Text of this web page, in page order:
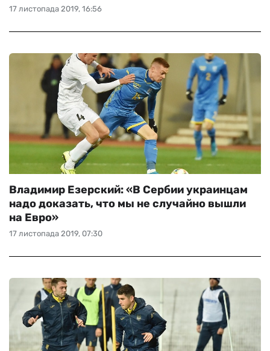
17 листопада 2019, 16:56
17 листопада 2019, 07:30
Владимир Езерский: «В Сербии украинцам
надо доказать, что мы не случайно вышли
на Евро»